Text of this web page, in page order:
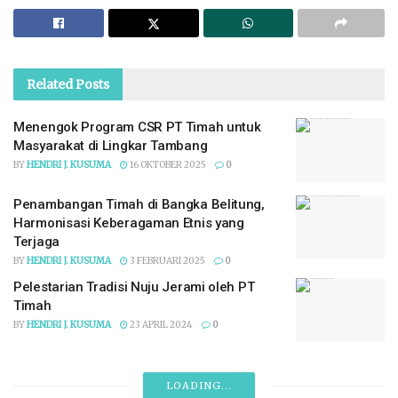
RelatedPosts
Menengok Program CSR PT Timah untuk
Masyarakat di Lingkar Tambang
BYHENDRI J. KUSUMA 16 OKTOBER 2025 0
Penambangan Timah di Bangka Belitung,
Harmonisasi Keberagaman Etnis yang
Terjaga
BYHENDRI J. KUSUMA 3 FEBRUARI 2025 0
Pelestarian Tradisi Nuju Jerami oleh PT
Timah
BYHENDRI J. KUSUMA 23 APRIL 2024 0
LOADING...